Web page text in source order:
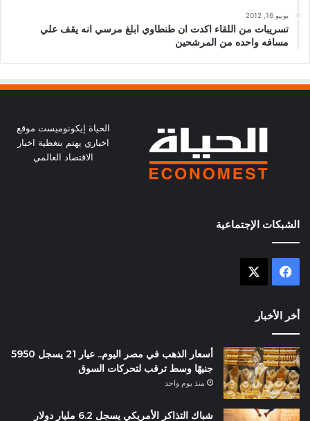
يونيو 16, 2012
تسريبات من اللقاء اكدت ان طنطاوي ابلغ مرسي انه يقف علي
مسافه واحده من المرشحين
الحياة إيكونوميست موقع
اخباري يهتم بتغظية اخبار
الاقتصاد العالمي
الشبكات الإجتماعية
فيسبوك
أخر الأخبار
أسعار الذهب في مصر اليوم.. عيار 21 يسجل 5950
جنيهًا وسط ترقب لتحركات السوق
منذ يوم واحد
شباك التذاكر الأمريكي يسجل 6.2 مليار دولار